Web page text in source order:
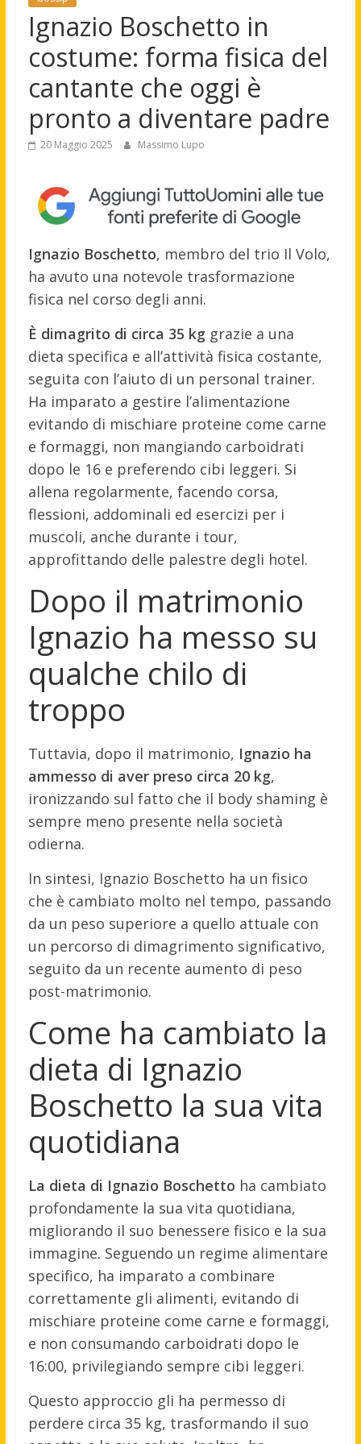
Ignazio Boschetto in
costume: forma fisica del
cantante che oggi è
pronto a diventare padre
20 Maggio 2025 Massimo Lupo
Ignazio Boschetto, membro del trio Il Volo,
ha avuto una notevole trasformazione
fisica nel corso degli anni.
È dimagrito di circa 35 kggrazie a una
dieta specifica e all’attività fisica costante,
seguita con l’aiuto di un personal trainer.
Ha imparato a gestire l’alimentazione
evitando di mischiare proteine come carne
e formaggi, non mangiando carboidrati
dopo le 16 e preferendo cibi leggeri. Si
allena regolarmente, facendo corsa,
flessioni, addominali ed esercizi per i
muscoli, anche durante i tour,
approfittando delle palestre degli hotel.
Dopo il matrimonio
Ignazio ha messo su
qualche chilo di
troppo
Tuttavia, dopo il matrimonio, Ignazio ha
ammesso di aver preso circa 20 kg,
ironizzando sul fatto che il body shaming è
sempre meno presente nella società
odierna.
In sintesi, Ignazio Boschetto ha un fisico
che è cambiato molto nel tempo, passando
da un peso superiore a quello attuale con
un percorso di dimagrimento significativo,
seguito da un recente aumento di peso
post-matrimonio.
Come ha cambiato la
dieta di Ignazio
Boschetto la sua vita
quotidiana
La dieta di Ignazio Boschetto ha cambiato
profondamente la sua vita quotidiana,
migliorando il suo benessere fisico e la sua
immagine. Seguendo un regime alimentare
specifico, ha imparato a combinare
correttamente gli alimenti, evitando di
mischiare proteine come carne e formaggi,
e non consumando carboidrati dopo le
16:00, privilegiando sempre cibi leggeri.
Questo approccio gli ha permesso di
perdere circa 35 kg, trasformando il suo